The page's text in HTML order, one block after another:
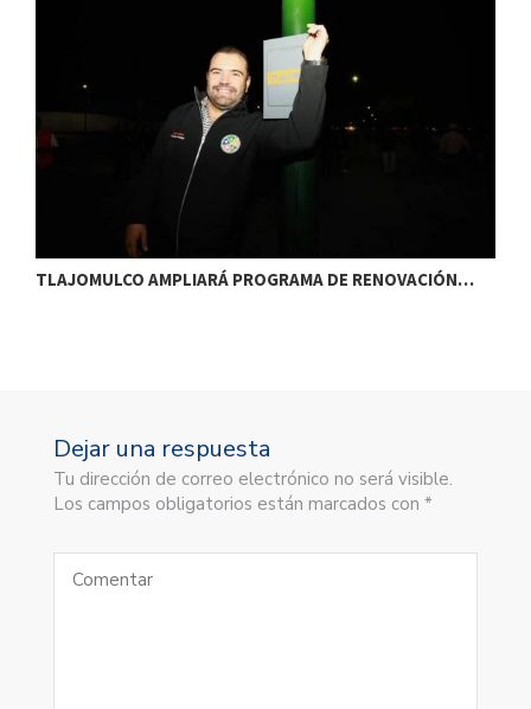
TLAJOMULCO AMPLIARÁ PROGRAMA DE RENOVACIÓN…
Dejar una respuesta
Tu dirección de correo electrónico no será visible.
Los campos obligatorios están marcados con *